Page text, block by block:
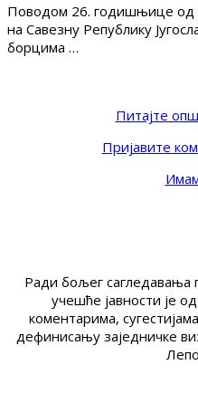
Поводом 26. годишњице
на Савезну Републику
борцима …
Питајте
Пријавите
Ради бољег сагледавања
учешће јавности је
коментарима,
дефинисању заједничке